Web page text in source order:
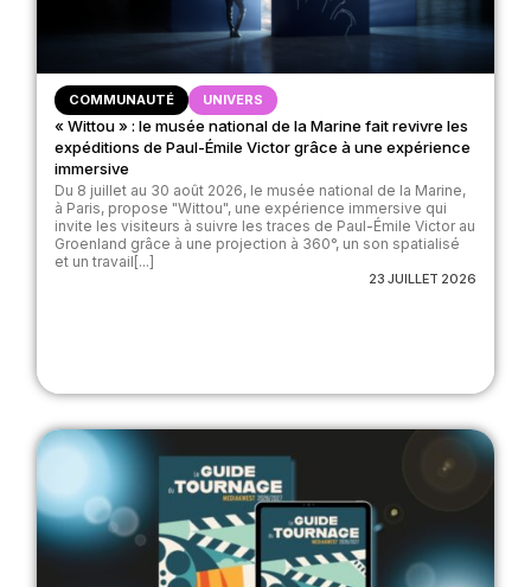
COMMUNAUTÉ UNIVERS
« Wittou » : le musée national de la Marine fait revivre les
expéditions de Paul-Émile Victor grâce à une expérience
immersive
Du 8 juillet au 30 août 2026, le musée national de la Marine,
à Paris, propose "Wittou", une expérience immersive qui
invite les visiteurs à suivre les traces de Paul-Émile Victor au
Groenland grâce à une projection à 360°, un son spatialisé
et un travail[...]
23 JUILLET 2026